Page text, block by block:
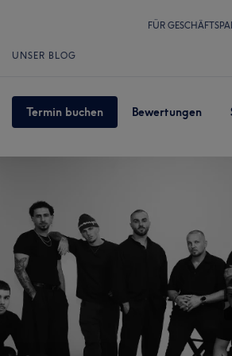
FÜR
UNSER BLOG
Termin buchen Bewertungen